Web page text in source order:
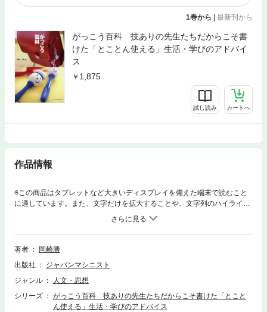
1巻から | 最新刊から
がっこう百科 技ありの先生たちだからこそ書
けた「とことん使える」生活・学びのアドバイ
ス
1,875
試し読み カートへ
作品情報
※この商品はタブレットなど大きいディスプレイを備えた端末で読むこと
に適しています。また、文字だけを拡大することや、文字列のハイライ
ト、検索、辞書の参照、引用などの機能が使用できません。技ありの先生
たち、だからこそ書けた「とことん使える」生活・学びのアドバイス。
著者
岡崎勝
出版社
ジャパンマシニスト
ジャンル
人文・思想
シリーズ
がっこう百科 技ありの先生たちだからこそ書けた「とこと
ん使える」生活・学びのアドバイス